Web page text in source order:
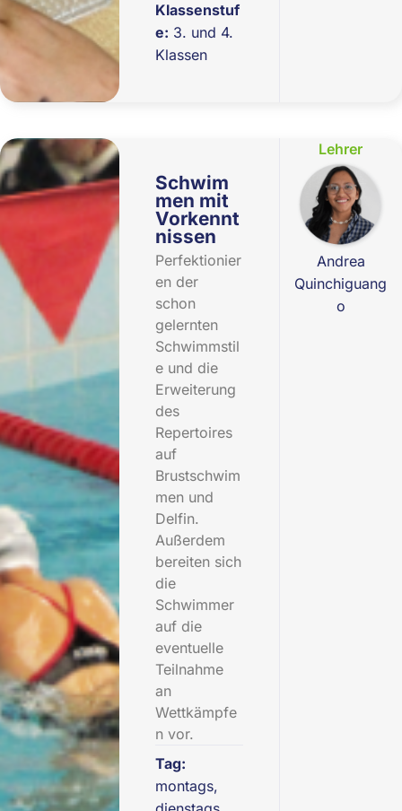
Klassenstuf
e: 3. und 4.
Klassen
Schwim
men mit
Vorkennt
nissen
Perfektionier
en der
schon
gelernten
Schwimmstil
e und die
Erweiterung
des
Repertoires
auf
Brustschwim
men und
Delfin.
Außerdem
bereiten sich
die
Schwimmer
auf die
eventuelle
Teilnahme
an
Wettkämpfe
n vor.
Tag:
montags,
Lehrer
Andrea
Quinchiguang
o